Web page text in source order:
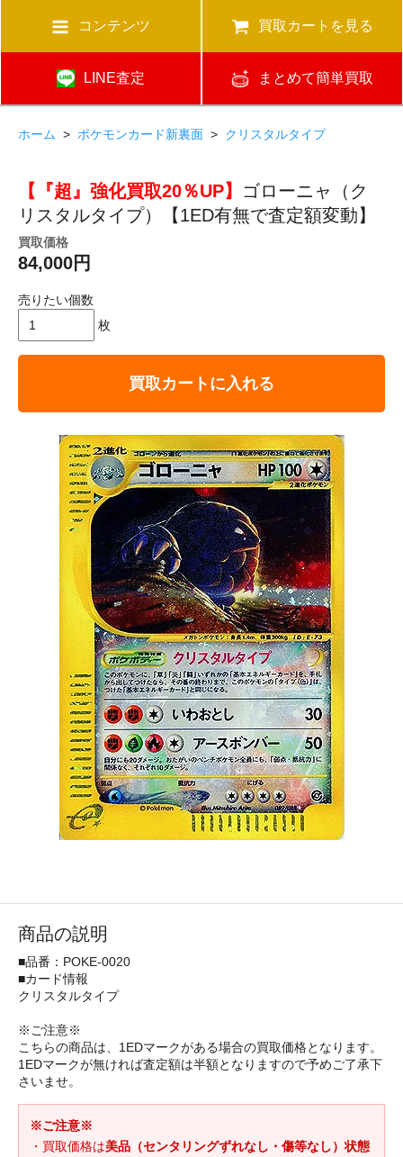
コンテンツ 買取カートを見る
LINE査定 まとめて簡単買取
ホーム > ポケモンカード新裏面 > クリスタルタイプ
【『超』強化買取20％UP】 ゴローニャ（ク
リスタルタイプ）【1ED有無で査定額変動】
買取価格
84,000円
売りたい個数
枚
買取カートに入れる
商品の説明
■品番：POKE-0020
■カード情報
クリスタルタイプ
※ご注意※
こちらの商品は、1EDマークがある場合の買取価格となります。
1EDマークが無ければ査定額は半額となりますので予めご了承下
さいませ。
※ご注意※
・買取価格は美品（センタリングずれなし・傷等なし）状態